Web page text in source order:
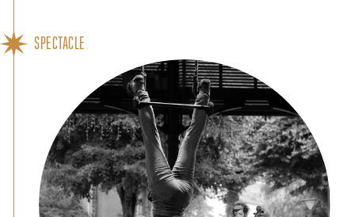
SPECTACLE